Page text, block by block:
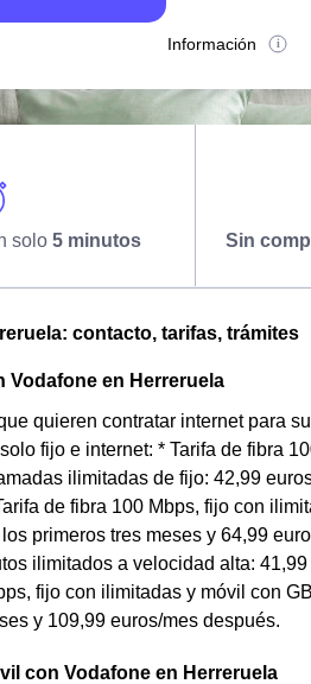
Información
solo 5 minutos Sin
contacto, tarifas, trámites
Vodafone en Herreruela
quieren contratar internet para
fijo e internet: * Tarifa de fibra
ilimitadas de fijo: 42,99
de fibra 100 Mbps, fijo con
primeros tres meses y 64,99
ilimitados a velocidad alta:
fijo con ilimitadas y móvil con
y 109,99 euros/mes después.
con Vodafone en Herreruela